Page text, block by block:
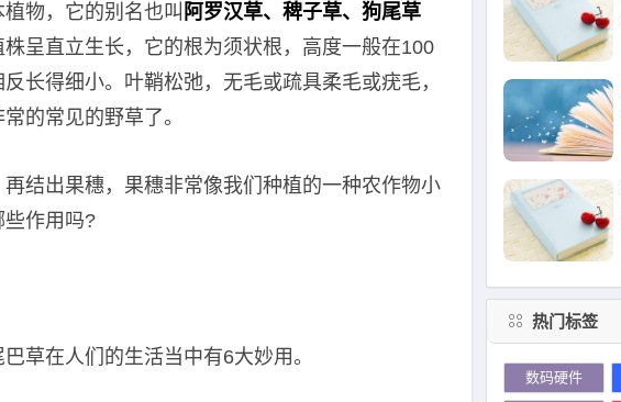
物，它的别名也叫 阿罗汉草、稗子草、狗尾草
呈直立生长，它的根为须状根，高度一般在100
长得细小。叶鞘松弛，无毛或疏具柔毛或疣毛，
的常见的野草了。
结出果穗，果穗非常像我们种植的一种农作物小
作用吗?
草在人们的生活当中有6大妙用。
热门标签
数码硬件